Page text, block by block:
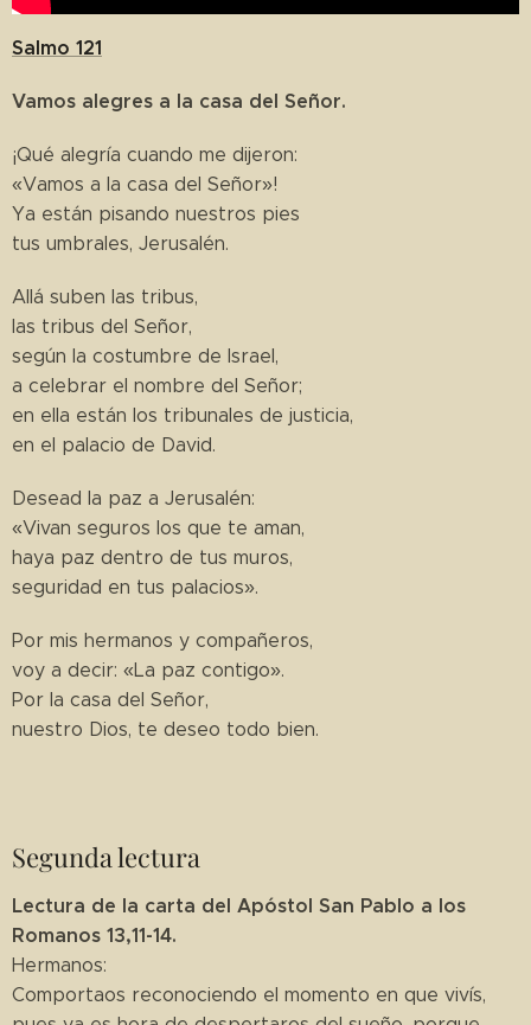
Salmo 121
Vamos alegres a la casa del Señor.
¡Qué alegría cuando me dijeron:
«Vamos a la casa del Señor»!
Ya están pisando nuestros pies
tus umbrales, Jerusalén.
Allá suben las tribus,
las tribus del Señor,
según la costumbre de Israel,
a celebrar el nombre del Señor;
en ella están los tribunales de justicia,
en el palacio de David.
Desead la paz a Jerusalén:
«Vivan seguros los que te aman,
haya paz dentro de tus muros,
seguridad en tus palacios».
Por mis hermanos y compañeros,
voy a decir: «La paz contigo».
Por la casa del Señor,
nuestro Dios, te deseo todo bien.
Segunda lectura
Lectura de la carta del Apóstol San Pablo a los
Romanos 13,11-14.
Hermanos:
Comportaos reconociendo el momento en que vivís,